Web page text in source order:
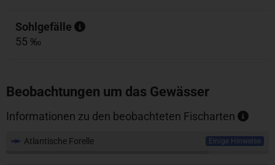
Sohlgefälle
55 ‰
Beobachtungen um das Gewässer
Informationen zu den beobachteten Fischarten
Atlantische Forelle Einige Hinweise